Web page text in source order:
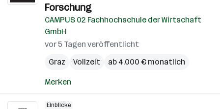
Forschung
CAMPUS 02 Fachhochschule der Wirtschaft
GmbH
vor 5 Tagen veröffentlicht
Graz
Vollzeit ab 4.000 € monatlich
Merken
Einblicke